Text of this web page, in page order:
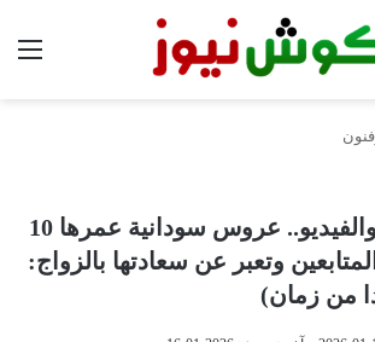
شاهد بالصورة والفيديو.. عروس سودانية عمرها 10
وتعبر عن سعادتها بالزواج:
من زمان)